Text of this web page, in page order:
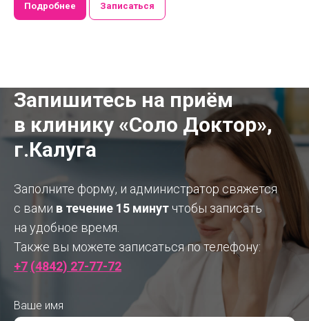
Подробнее Записаться
Запишитесь на приём
в клинику «Соло Доктор»,
г.Калуга
Заполните форму, и администратор свяжется
с вами в течение 15 минут чтобы записать
на удобное время.
Также вы можете записаться по телефону:
+7 (4842) 27-77-72
Ваше имя